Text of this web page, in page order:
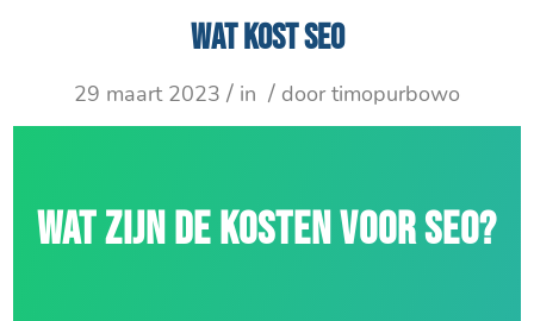
Wat kost SEO
29 maart 2023 / in / doortimopurbowo
WAT ZIJN DE KOSTEN VOOR SEO?